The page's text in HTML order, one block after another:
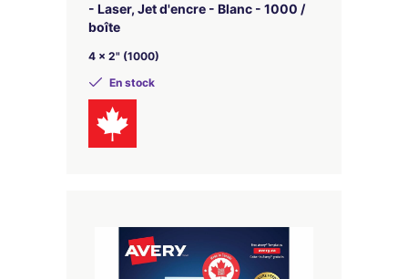
- Laser, Jet d'encre - Blanc - 1000 /
boîte
4 x 2" (1000)
En stock